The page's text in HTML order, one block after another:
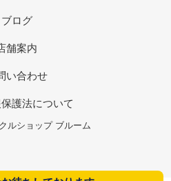
ブログ
舗案内
い合わせ
護法について
ルショップ ブルーム